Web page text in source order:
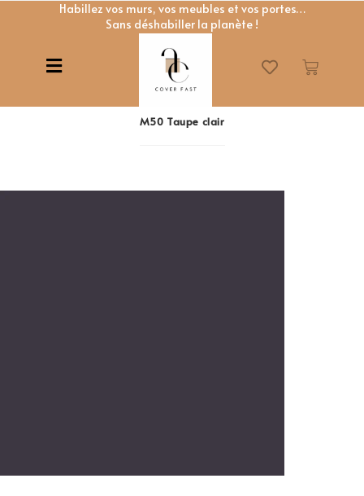
Habillez vos murs, vos meubles et vos portes…
Sans déshabiller la planète !
M50 Taupe clair